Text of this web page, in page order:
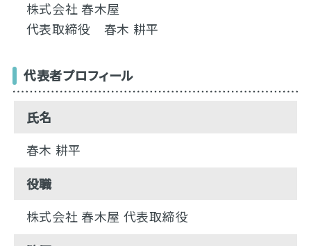
株式会社 春木屋
代表取締役 春木 耕平
代表者プロフィール
氏名
春木 耕平
役職
株式会社 春木屋 代表取締役